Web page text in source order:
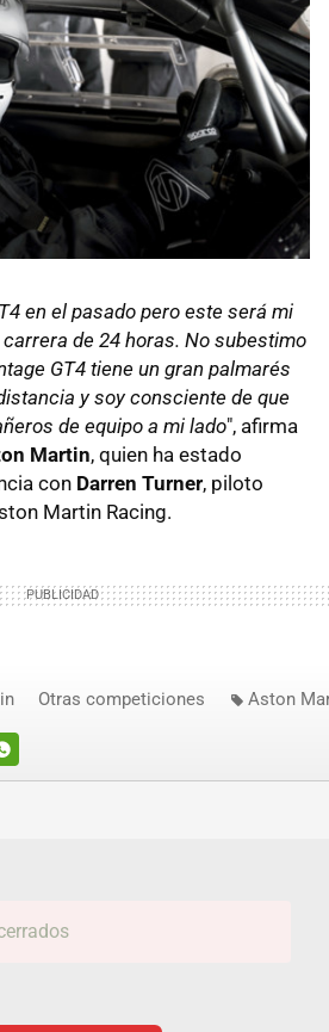
en el pasado pero este será mi
de 24 horas. No subestimo
GT4 tiene un gran palmarés
y soy consciente de que
de equipo a mi lado", afirma
Martin, quien ha estado
con Darren Turner, piloto
Martin Racing.
Otras competiciones Aston